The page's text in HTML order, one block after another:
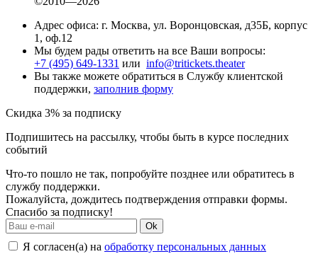
Адрес офиса: г. Москва, ул. Воронцовская, д35Б, корпус
1, оф.12
Мы будем рады ответить на все Ваши вопросы:
+7 (495) 649-1331 или info@tritickets.theater
Вы также можете обратиться в Службу клиентской
поддержки, заполнив форму
Скидка 3% за подписку
Подпишитесь на рассылку, чтобы быть в курсе последних
событий
Что-то пошло не так, попробуйте позднее или обратитесь в
службу поддержки.
Пожалуйста, дождитесь подтверждения отправки формы.
Спасибо за подписку!
Ok
Я согласен(а) на обработку персональных данных